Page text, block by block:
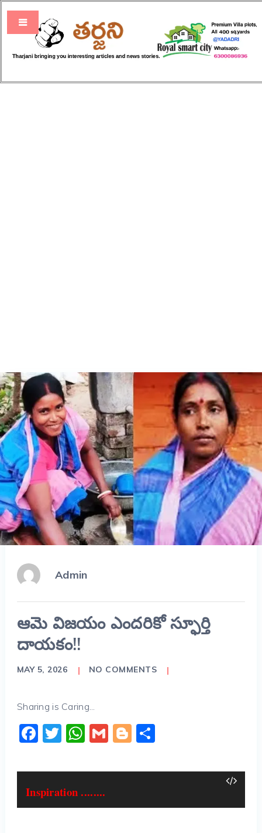
Admin
ఆమె విజయం ఎందరికో స్ఫూర్తి
దాయకం!!
MAY 5, 2026 NO COMMENTS
Sharing is Caring...
Facebook
Twitter
WhatsApp
GmailBlogger
Share
Inspiration ........